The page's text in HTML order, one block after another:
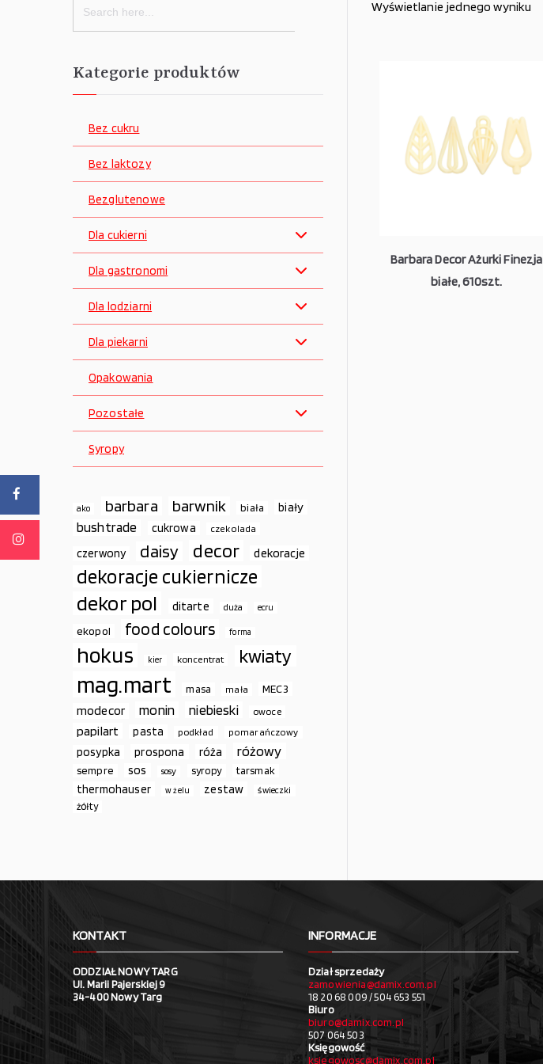
Wyświetlanie jednego wyniku
Barbara Decor Ażurki Finezja
białe, 610szt.
for:
Kategorie produktów
Bez cukru
Bez laktozy
Bezglutenowe
Dla cukierni
Dla gastronomi
Dla lodziarni
Dla piekarni
Opakowania
Pozostałe
Syropy
ako barbara barwnik biała biały
bushtrade cukrowa czekolada
czerwony daisy decor dekoracje
dekoracje cukiernicze
dekor pol ditarte duża ecru
ekopol food colours forma
hokus kier koncentrat kwiaty
mag.mart masa mała MEC3
modecor monin niebieski owoce
papilart pasta podkład pomarańczowy
posypka prospona róża różowy
sempre sos sosy syropy tarsmak
thermohauser w żelu zestaw świeczki
żółty
KONTAKT
ODDZIAŁ NOWY TARG
Ul. Marii Pajerskiej 9
34-400 Nowy Targ
INFORMACJE
Dział sprzedaży
zamowienia@damix.com.pl
18 20 68 009 / 504 653 551
Biuro
biuro@damix.com.pl
507 064 503
Księgowość
ksiegowosc@damix.com.pl